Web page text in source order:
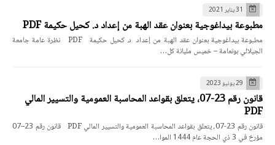
31 يناير 2021
مطبوعة بيداغوجية بعنوان عقد الهبة من إعداد د. كحيل حكيمة PDF
مطبوعة بيداغوجية بعنوان عقد الهبة من إعداد د. كحيل حكيمة PDF نظرة عامة جامعة
الجيلالي بونعامة – خميس مليانة كل…
29 يونيو 2023
قانون رقم 23-07، يتعلق بقواعد المحاسبة العمومية والتسيير المالي
PDF
قانون رقم 23-07، يتعلق بقواعد المحاسبة العمومية والتسيير المالي PDF قانون رقم 23–07
مؤرخ في 3 ذي الحجة عام 1444 الموا…